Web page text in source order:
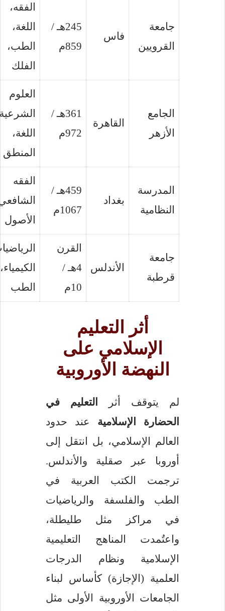
جامعة
القرويين
فاس
245هـ /
الفقه،
اللغة،
الطب،
الفلك
الجامع
الأزهر
القاهرة
361هـ /
العلوم
الشرعية،
اللغة،
المنطق
المدرسة
النظامية
بغداد
459هـ /
1067م
الفقه
الشافعي،
الأصول
جامعة
قرطبة
الأندلس
القرن
4هـ /
الرياضيات،
الكيمياء،
الطب
أثر التعليم
الإسلامي على
النهضة الأوروبية
لم يتوقف أثرالتعليم في
الحضارة الإسلاميةعند حدود
العالم الإسلامي، بل انتقل إلى
أوروبا عبر صقلية والأندلس.
ترجمت الكتب العربية في
الطب والفلسفة والرياضيات
في مراكز مثل طليطلة،
واعتُمدت المناهج التعليمية
الإسلامية ونظام الدرجات
العلمية (الإجازة) كأساس لبناء
الجامعات الأوروبية الأولى مثل